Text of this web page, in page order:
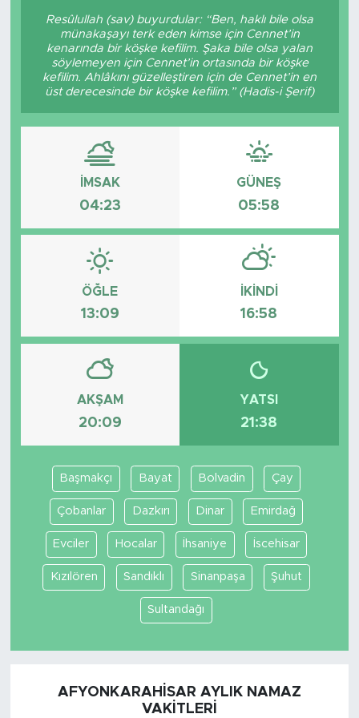
Resûlullah (sav) buyurdular: “Ben, haklı bile olsa
münakaşayı terk eden kimse için Cennet’in
kenarında bir köşke kefilim. Şaka bile olsa yalan
söylemeyen için Cennet’in ortasında bir köşke
kefilim. Ahlâkını güzelleştiren için de Cennet’in en
üst derecesinde bir köşke kefilim.” (Hadis-i Şerif)
İMSAK
04:23
GÜNEŞ
05:58
ÖĞLE
13:09
İKINDI
16:58
AKŞAM
20:09
YATSI
21:38
Başmakçı Bayat Bolvadin Çay
Çobanlar Dazkırı Dinar Emirdağ
Evciler Hocalar İhsaniye İscehisar
Kızılören Sandıklı Sinanpaşa Şuhut
Sultandağı
AFYONKARAHISAR AYLIK NAMAZ
VAKITLERI